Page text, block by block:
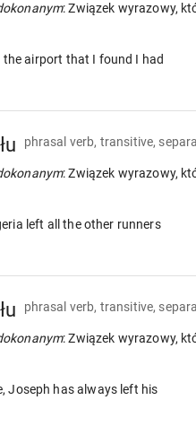
: Związek wyrazowy,
airport that I found I had
phrasal verb, transitive,
: Związek wyrazowy,
left all the other runners
phrasal verb, transitive,
: Związek wyrazowy,
Joseph has always left his